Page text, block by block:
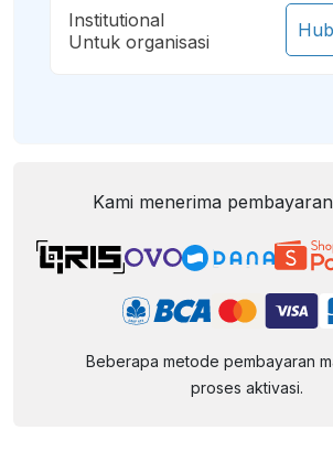
Institutional
Untuk organisasi
Kami menerima
Beberapa metode pembayaran
proses aktivasi.